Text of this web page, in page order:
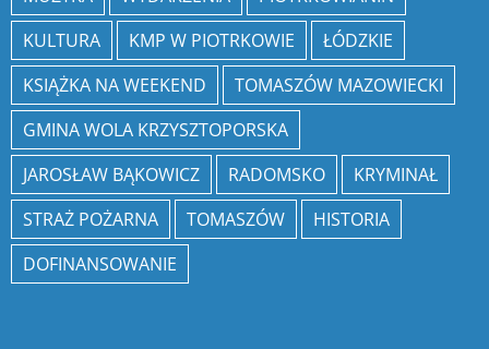
KULTURA
KMP W PIOTRKOWIE
ŁÓDZKIE
KSIĄŻKA NA WEEKEND
TOMASZÓW MAZOWIECKI
GMINA WOLA KRZYSZTOPORSKA
JAROSŁAW BĄKOWICZ
RADOMSKO
KRYMINAŁ
STRAŻ POŻARNA
TOMASZÓW
HISTORIA
DOFINANSOWANIE